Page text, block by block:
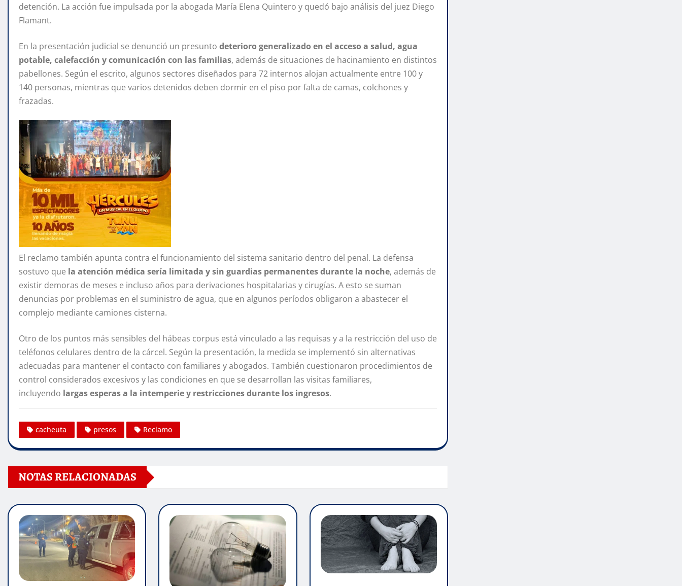
detención. La acción fue impulsada por la abogada María Elena Quintero y quedó bajo análisis del juez Diego
Flamant.
En la presentación judicial se denunció un presunto deterioro generalizado en el acceso a salud, agua
potable, calefacción y comunicación con las familias, además de situaciones de hacinamiento en distintos
pabellones. Según el escrito, algunos sectores diseñados para 72 internos alojan actualmente entre 100 y
140 personas, mientras que varios detenidos deben dormir en el piso por falta de camas, colchones y
frazadas.
El reclamo también apunta contra el funcionamiento del sistema sanitario dentro del penal. La defensa
sostuvo que la atención médica sería limitada y sin guardias permanentes durante la noche, además de
existir demoras de meses e incluso años para derivaciones hospitalarias y cirugías. A esto se suman
denuncias por problemas en el suministro de agua, que en algunos períodos obligaron a abastecer el
complejo mediante camiones cisterna.
Otro de los puntos más sensibles del hábeas corpus está vinculado a las requisas y a la restricción del uso de
teléfonos celulares dentro de la cárcel. Según la presentación, la medida se implementó sin alternativas
adecuadas para mantener el contacto con familiares y abogados. También cuestionaron procedimientos de
control considerados excesivos y las condiciones en que se desarrollan las visitas familiares,
incluyendo largas esperas a la intemperie y restricciones durante los ingresos.
cacheuta presos Reclamo
NOTAS RELACIONADAS